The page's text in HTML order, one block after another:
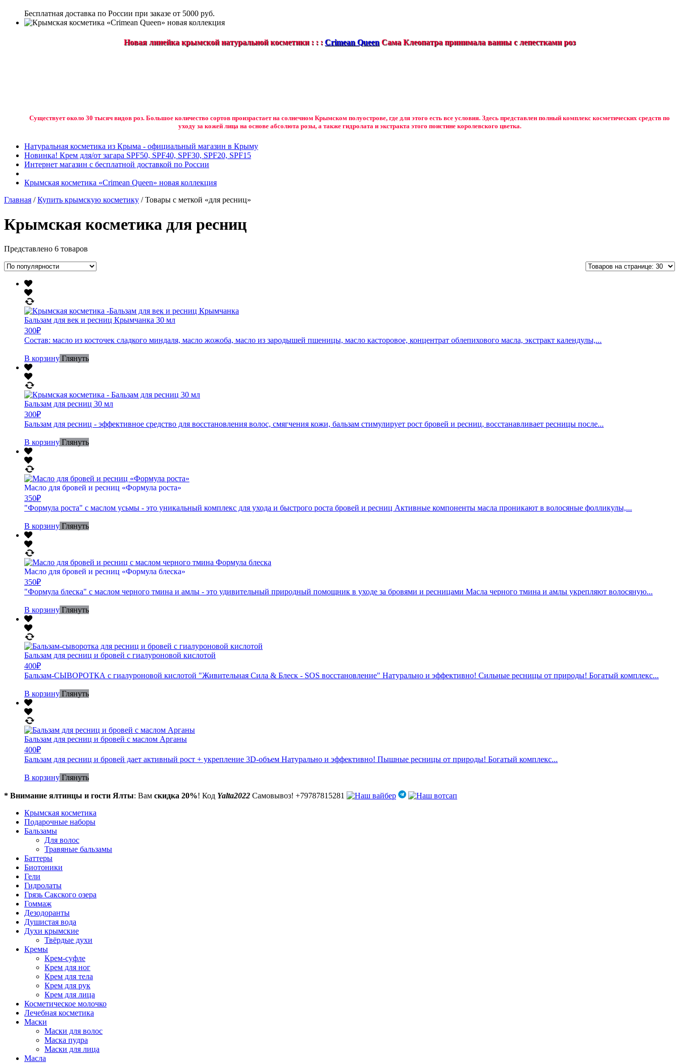
Бесплатная доставка по России при заказе от 5000 руб.
Новая линейка крымской натуральной косметики : : : Crimean Queen Сама Клеопатра принимала ванны с лепестками роз
Существует около 30 тысяч видов роз. Большое количество сортов произрастает на солнечном Крымском полуострове, где для этого есть все условия. Здесь представлен полный комплекс косметических средств по
уходу за кожей лица на основе абсолюта розы, а также гидролата и экстракта этого поистине королевского цветка.
Натуральная косметика из Крыма - официальный магазин в Крыму
Новинка! Крем для/от загара SPF50, SPF40, SPF30, SPF20, SPF15
Интернет магазин с бесплатной доставкой по России
Крымская косметика «Crimean Queen» новая коллекция
Главная /Купить крымскую косметику / Товары с меткой «для ресниц»
Крымская косметика для ресниц
Представлено 6 товаров
Бальзам для век и ресниц Крымчанка 30 мл
300₽
Состав: масло из косточек сладкого миндаля, масло жожоба, масло из зародышей пшеницы, масло касторовое, концентрат облепихового масла, экстракт календулы,...
В корзину Глянуть
Бальзам для ресниц 30 мл
300₽
Бальзам для ресниц - эффективное средство для восстановления волос, смягчения кожи, бальзам стимулирует рост бровей и ресниц, восстанавливает ресницы после...
В корзину Глянуть
Масло для бровей и ресниц «Формула роста»
350₽
"Формула роста" с маслом усьмы - это уникальный комплекс для ухода и быстрого роста бровей и ресниц Активные компоненты масла проникают в волосяные фолликулы,...
В корзину Глянуть
Масло для бровей и ресниц «Формула блеска»
350₽
"Формула блеска" с маслом черного тмина и амлы - это удивительный природный помощник в уходе за бровями и ресницами Масла черного тмина и амлы укрепляют волосяную...
В корзину Глянуть
Бальзам для ресниц и бровей с гиалуроновой кислотой
400₽
Бальзам-СЫВОРОТКА с гиалуроновой кислотой "Живительная Сила & Блеск - SOS восстановление" Натурально и эффективно! Сильные ресницы от природы! Богатый комплекс...
В корзину Глянуть
Бальзам для ресниц и бровей с маслом Арганы
400₽
Бальзам для ресниц и бровей дает активный рост + укрепление 3D-объем Натурально и эффективно! Пышные ресницы от природы! Богатый комплекс...
В корзину Глянуть
* Внимание ялтинцы и гости Ялты: Вам скидка 20%! Код Yalta2022 Самовывоз! +79787815281
Крымская косметика
Подарочные наборы
Бальзамы
Для волос
Травяные бальзамы
Баттеры
Биотоники
Гели
Гидролаты
Грязь Сакского озера
Гоммаж
Дезодоранты
Душистая вода
Духи крымские
Твёрдые духи
Кремы
Крем-суфле
Крем для ног
Крем для тела
Крем для рук
Крем для лица
Косметическое молочко
Лечебная косметика
Маски
Маски для волос
Маска пудра
Маски для лица
Масла